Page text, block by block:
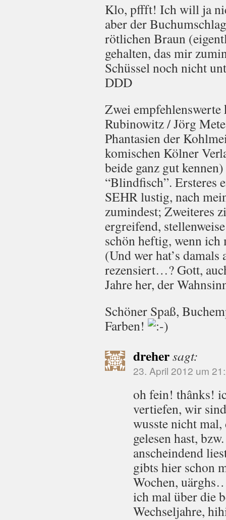
Klo, pffft! Ich will ja
aber der
rötlichen Braun
gehalten, das mir
Schüssel noch nicht
DDD
Zwei
Rubinowitz / Jörg
Phantasien der
komischen Kölner
beide ganz gut
“Blindfisch”. Ersteres
SEHR lustig, nach
zumindest; Zweiteres
ergreifend,
schön heftig, wenn
(Und wer hat’s
rezensiert…? Gott,
Jahre her, der
Schöner Spaß,
Farben!
drehersagt:
23. April 2012 um
oh fein! thânks!
vertiefen, wir
wusste nicht
gelesen hast,
anscheindend
gibts hier schon
Wochen,
ich mal über die
Wechseljahre,